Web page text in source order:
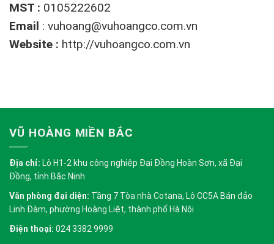
MST : 0105222602
Email : vuhoang@vuhoangco.com.vn
Website : http://vuhoangco.com.vn
VŨ HOÀNG MIỀN BẮC
Địa chỉ: Lô H1-2 khu công nghiệp Đại Đồng Hoàn Sơn, xã Đại
Đồng, tỉnh Bắc Ninh
Văn phòng đại diện: Tầng 7 Tòa nhà Cotana, Lô CC5A Bán đảo
Linh Đàm, phường Hoàng Liệt, thành phố Hà Nội
Điện thoại: 024 3382 9999